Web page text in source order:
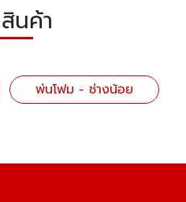
นค้า
พ่นโฟม - ช่างน้อย